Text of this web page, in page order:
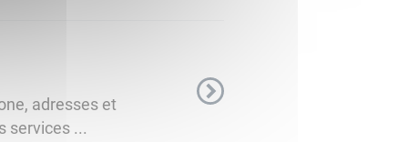
adresses et
services ...